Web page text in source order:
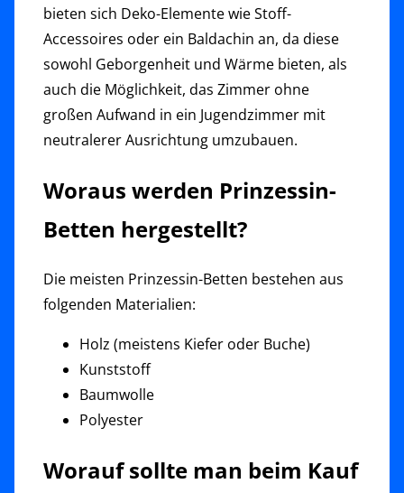
bieten sich Deko-Elemente wie Stoff-
Accessoires oder ein Baldachin an, da diese
sowohl Geborgenheit und Wärme bieten, als
auch die Möglichkeit, das Zimmer ohne
großen Aufwand in ein Jugendzimmer mit
neutralerer Ausrichtung umzubauen.
Woraus werden Prinzessin-
Betten hergestellt?
Die meisten Prinzessin-Betten bestehen aus
folgenden Materialien:
Holz (meistens Kiefer oder Buche)
Kunststoff
Baumwolle
Polyester
Worauf sollte man beim Kauf